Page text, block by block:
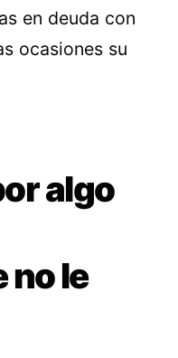
en deuda con
ocasiones su
algo
no le